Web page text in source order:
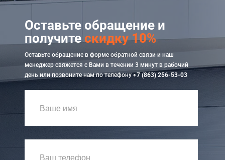
Оставьте обращение и
получитескидку 10%
Оставьте обращение в форме обратной связи и наш
менеджер свяжется с Вами в течении 3 минут в рабочий
день или позвоните нам по телефону+7 (863) 256-53-03